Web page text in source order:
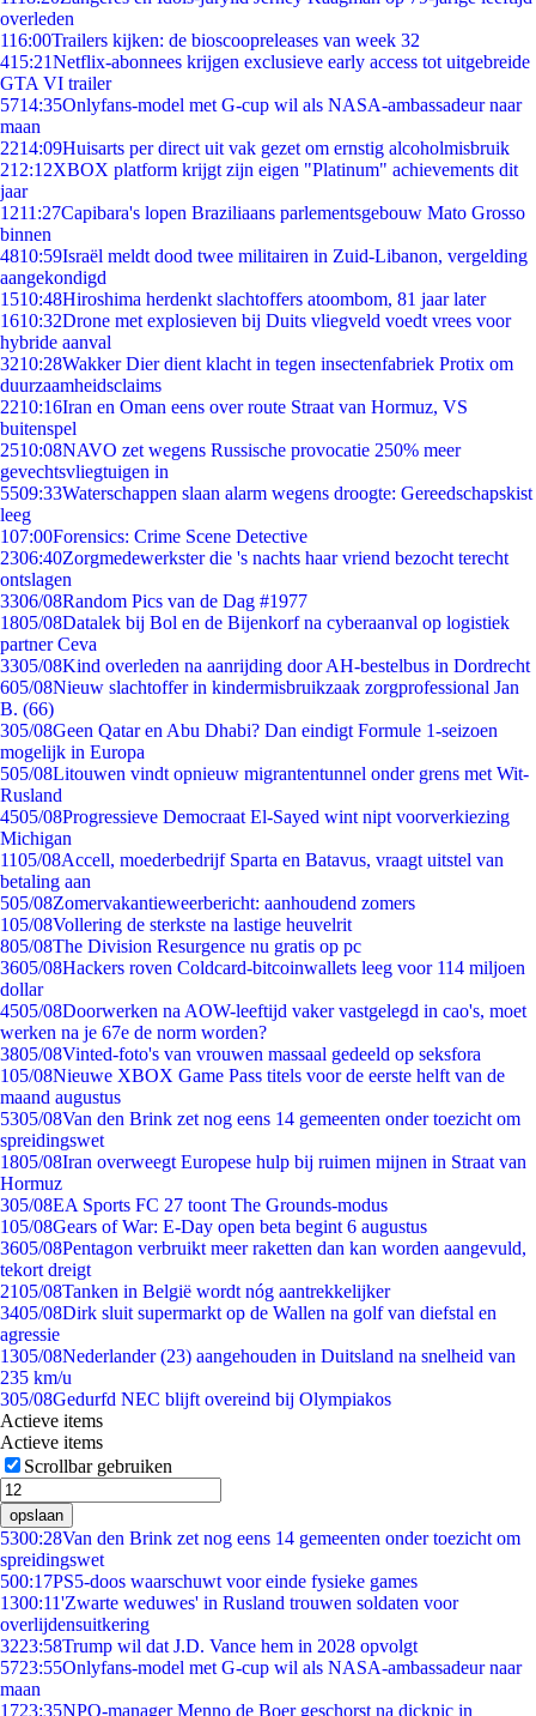
overleden
116:00Trailers kijken: de bioscoopreleases van week 32
415:21Netflix-abonnees krijgen exclusieve early access tot uitgebreide
GTA VI trailer
5714:35Onlyfans-model met G-cup wil als NASA-ambassadeur naar
maan
2214:09Huisarts per direct uit vak gezet om ernstig alcoholmisbruik
212:12XBOX platform krijgt zijn eigen "Platinum" achievements dit
jaar
1211:27Capibara's lopen Braziliaans parlementsgebouw Mato Grosso
binnen
4810:59Israël meldt dood twee militairen in Zuid-Libanon, vergelding
aangekondigd
1510:48Hiroshima herdenkt slachtoffers atoombom, 81 jaar later
1610:32Drone met explosieven bij Duits vliegveld voedt vrees voor
hybride aanval
3210:28Wakker Dier dient klacht in tegen insectenfabriek Protix om
duurzaamheidsclaims
2210:16Iran en Oman eens over route Straat van Hormuz, VS
buitenspel
2510:08NAVO zet wegens Russische provocatie 250% meer
gevechtsvliegtuigen in
5509:33Waterschappen slaan alarm wegens droogte: Gereedschapskist
leeg
107:00Forensics: Crime Scene Detective
2306:40Zorgmedewerkster die 's nachts haar vriend bezocht terecht
ontslagen
3306/08Random Pics van de Dag #1977
1805/08Datalek bij Bol en de Bijenkorf na cyberaanval op logistiek
partner Ceva
3305/08Kind overleden na aanrijding door AH-bestelbus in Dordrecht
605/08Nieuw slachtoffer in kindermisbruikzaak zorgprofessional Jan
B. (66)
305/08Geen Qatar en Abu Dhabi? Dan eindigt Formule 1-seizoen
mogelijk in Europa
505/08Litouwen vindt opnieuw migrantentunnel onder grens met Wit-
Rusland
4505/08Progressieve Democraat El-Sayed wint nipt voorverkiezing
Michigan
1105/08Accell, moederbedrijf Sparta en Batavus, vraagt uitstel van
betaling aan
505/08Zomervakantieweerbericht: aanhoudend zomers
105/08Vollering de sterkste na lastige heuvelrit
805/08The Division Resurgence nu gratis op pc
3605/08Hackers roven Coldcard-bitcoinwallets leeg voor 114 miljoen
dollar
4505/08Doorwerken na AOW-leeftijd vaker vastgelegd in cao's, moet
werken na je 67e de norm worden?
3805/08Vinted-foto's van vrouwen massaal gedeeld op seksfora
105/08Nieuwe XBOX Game Pass titels voor de eerste helft van de
maand augustus
5305/08Van den Brink zet nog eens 14 gemeenten onder toezicht om
spreidingswet
1805/08Iran overweegt Europese hulp bij ruimen mijnen in Straat van
Hormuz
305/08EA Sports FC 27 toont The Grounds-modus
105/08Gears of War: E-Day open beta begint 6 augustus
3605/08Pentagon verbruikt meer raketten dan kan worden aangevuld,
tekort dreigt
2105/08Tanken in België wordt nóg aantrekkelijker
3405/08Dirk sluit supermarkt op de Wallen na golf van diefstal en
agressie
1305/08Nederlander (23) aangehouden in Duitsland na snelheid van
235 km/u
305/08Gedurfd NEC blijft overeind bij Olympiakos
Actieve items
Actieve items
Scrollbar gebruiken
opslaan
5300:28Van den Brink zet nog eens 14 gemeenten onder toezicht om
spreidingswet
500:17PS5-doos waarschuwt voor einde fysieke games
1300:11'Zwarte weduwes' in Rusland trouwen soldaten voor
overlijdensuitkering
3223:58Trump wil dat J.D. Vance hem in 2028 opvolgt
5723:55Onlyfans-model met G-cup wil als NASA-ambassadeur naar
maan
1723:35NPO-manager Menno de Boer geschorst na dickpic in